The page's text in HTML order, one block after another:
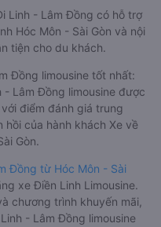
Linh - Lâm Đồng có hỗ trợ
Hóc Môn - Sài Gòn và nội
tiện cho du khách.
Đồng limousine tốt nhất:
- Lâm Đồng limousine được
điểm đánh giá trung
của hành khách Xe về
Gòn.
Đồng từ Hóc Môn - Sài
xe Điền Linh Limousine.
chương trình khuyến mãi,
- Lâm Đồng limousine